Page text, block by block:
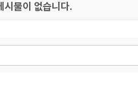
시물이 없습니다.